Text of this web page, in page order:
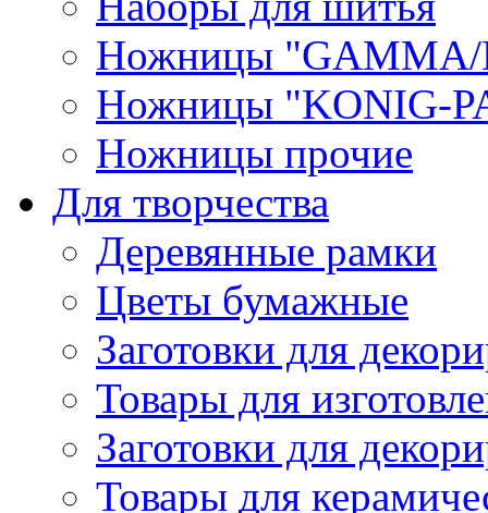
Ножницы "GAMMA/
Ножницы "KONIG-
Ножницы прочие
Для творчества
Деревянные рамки
Цветы бумажные
Заготовки для
Товары для
Заготовки для
Товары для